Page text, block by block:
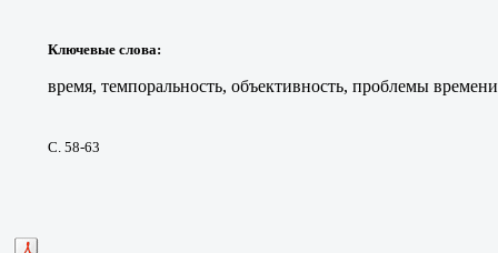
Ключевые слова:
время, темпоральность, объективность, проблемы
С. 58-63